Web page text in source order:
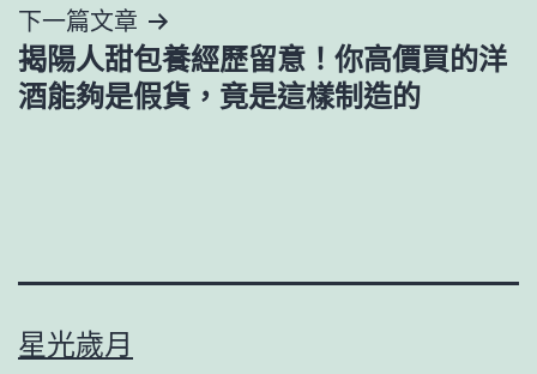
覽
下一篇文章
揭陽人甜包養經歷留意！你高價買的洋
酒能夠是假貨，竟是這樣制造的
星光歲月